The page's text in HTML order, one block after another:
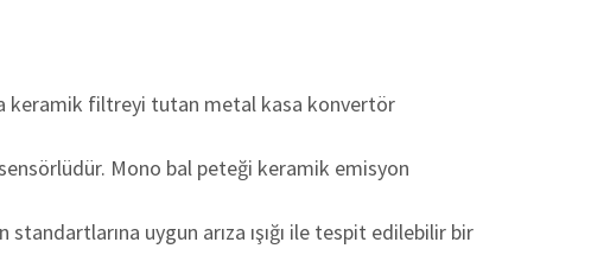
keramik filtreyi tutan metal kasa konvertör
sensörlüdür. Mono bal peteği keramik emisyon
standartlarına uygun arıza ışığı ile tespit edilebilir bir